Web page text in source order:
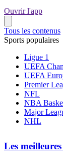
Ouvrir l'app
Tous les contenus
Sports populaires
Ligue 1
UEFA
UEFA
Premier
NFL
NBA
Major
NHL
Les